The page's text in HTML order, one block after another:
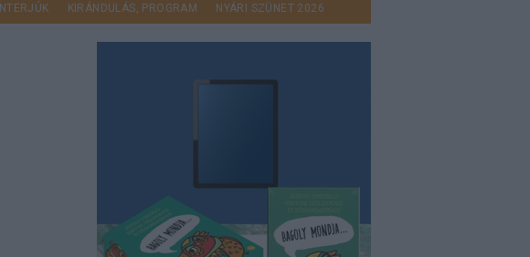
INTERJÚK KIRÁNDULÁS, PROGRAM NYÁRI SZÜNET 2026